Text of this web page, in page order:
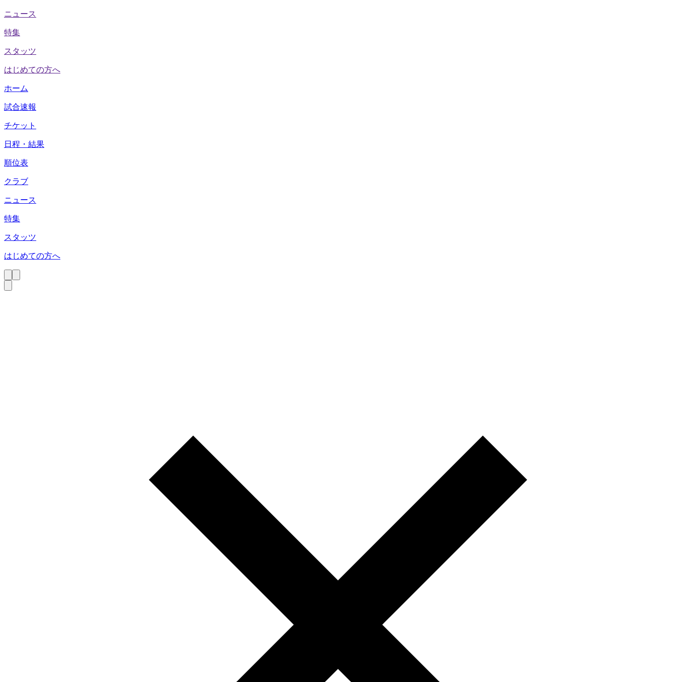
ニュース
特集
スタッツ
はじめての方へ
ホーム
試合速報
チケット
日程・結果
順位表
クラブ
ニュース
特集
スタッツ
はじめての方へ